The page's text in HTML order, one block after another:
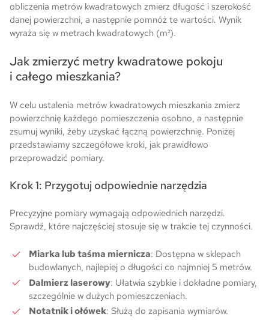
obliczenia metrów kwadratowych zmierz długość i szerokość
danej powierzchni, a następnie pomnóż te wartości. Wynik
wyraża się w metrach kwadratowych (m²).
Jak zmierzyć metry kwadratowe pokoju
i całego mieszkania?
W celu ustalenia metrów kwadratowych mieszkania zmierz
powierzchnię każdego pomieszczenia osobno, a następnie
zsumuj wyniki, żeby uzyskać łączną powierzchnię. Poniżej
przedstawiamy szczegółowe kroki, jak prawidłowo
przeprowadzić pomiary.
Krok 1: Przygotuj odpowiednie narzędzia
Precyzyjne pomiary wymagają odpowiednich narzędzi.
Sprawdź, które najczęściej stosuje się w trakcie tej czynności.
Miarka lub taśma miernicza: Dostępna w sklepach
budowlanych, najlepiej o długości co najmniej 5 metrów.
Dalmierz laserowy: Ułatwia szybkie i dokładne pomiary,
szczególnie w dużych pomieszczeniach.
Notatnik i ołówek: Służą do zapisania wymiarów.